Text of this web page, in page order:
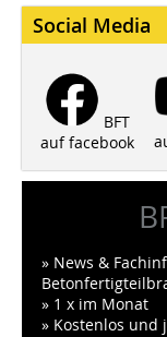
Social Media
BFT
auf facebook
» News &
» 1 x im Monat
» Kostenlos